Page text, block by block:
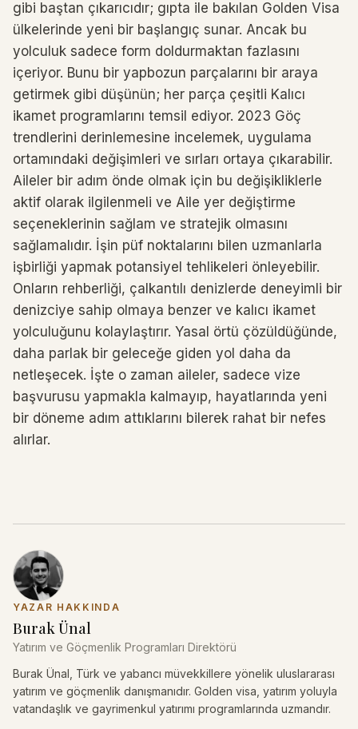
gibi baştan çıkarıcıdır; gıpta ile bakılan Golden Visa
ülkelerinde yeni bir başlangıç ​​sunar. Ancak bu
yolculuk sadece form doldurmaktan fazlasını
içeriyor. Bunu bir yapbozun parçalarını bir araya
getirmek gibi düşünün; her parça çeşitli Kalıcı
ikamet programlarını temsil ediyor. 2023 Göç
trendlerini derinlemesine incelemek, uygulama
ortamındaki değişimleri ve sırları ortaya çıkarabilir.
Aileler bir adım önde olmak için bu değişikliklerle
aktif olarak ilgilenmeli ve Aile yer değiştirme
seçeneklerinin sağlam ve stratejik olmasını
sağlamalıdır. İşin püf noktalarını bilen uzmanlarla
işbirliği yapmak potansiyel tehlikeleri önleyebilir.
Onların rehberliği, çalkantılı denizlerde deneyimli bir
denizciye sahip olmaya benzer ve kalıcı ikamet
yolculuğunu kolaylaştırır. Yasal örtü çözüldüğünde,
daha parlak bir geleceğe giden yol daha da
netleşecek. İşte o zaman aileler, sadece vize
başvurusu yapmakla kalmayıp, hayatlarında yeni
bir döneme adım attıklarını bilerek rahat bir nefes
alırlar.
YAZAR HAKKINDA
Burak Ünal
Yatırım ve Göçmenlik Programları Direktörü
Burak Ünal, Türk ve yabancı müvekkillere yönelik uluslararası
yatırım ve göçmenlik danışmanıdır. Golden visa, yatırım yoluyla
vatandaşlık ve gayrimenkul yatırımı programlarında uzmandır.